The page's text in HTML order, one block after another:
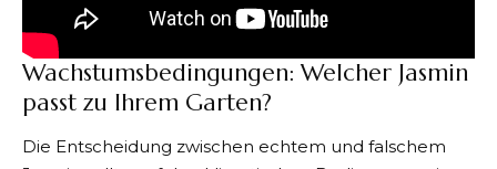
Wachstumsbedingungen: Welcher Jasmin
passt zu Ihrem Garten?
Die Entscheidung zwischen echtem und falschem